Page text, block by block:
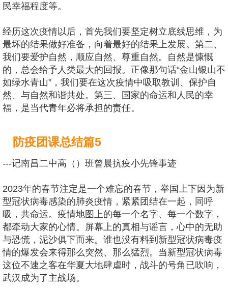
民幸福程度等。
经历这次疫情以后，首先我们要坚定树立底线思维，为
最坏的结果做好准备，向着最好的结果上发展。第二、
我们要爱护自然，顺应自然、尊重自然。自然是慷慨
的，总会给予人类最大的回报。正像那句话“金山银山不
如绿水青山”，我们要在这次疫情中吸取教训、保护自
然、与自然和谐共处。第三、国家的命运和人民的幸
福，是当代青年必将承担的责任。
防疫团课总结篇5
---记南昌二中高（）班曾晨抗疫小先锋事迹
2023年的春节注定是一个难忘的春节，举国上下因为新
型冠状病毒感染的肺炎疫情，紧紧团结在一起，同呼
吸，共命运。疫情地图上的每一个名字、每一个数字，
都牵动大家的心情。屏幕上的真相与谣言，心中的无助
与恐慌，泥沙俱下而来。谁也没有料到新型冠状病毒疫
情的爆发会来得那么突然、那么猛烈。当新型冠状病毒
这位不速之客在华夏大地肆虐时，战斗的号角已吹响，
武汉成为了主战场。